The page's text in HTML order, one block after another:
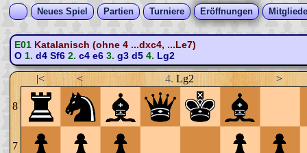
Neues Spiel Partien Turniere Eröffnungen
E01 Katalanisch (ohne 4 ...dxc4, ...Le7)
O1. d4 Sf62. c4 e63. g3 d54. Lg2
|< < 4. Lg2 >
8
7